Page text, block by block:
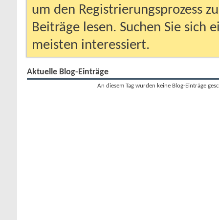
um den Registrierungsprozess
Beiträge lesen. Suchen Sie sich
meisten interessiert.
Aktuelle Blog-Einträge
An diesem Tag wurden keine Blog-Einträge